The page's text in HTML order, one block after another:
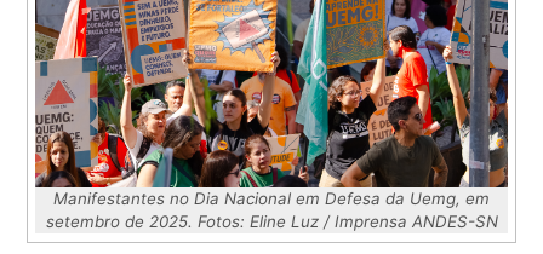
Manifestantes no Dia Nacional em Defesa da Uemg, em
setembro de 2025. Fotos: Eline Luz / Imprensa ANDES-SN